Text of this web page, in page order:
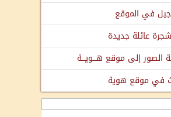
في الموقع
شجرة عائلة جديدة
الصور إلى موقع هـــويـــة
في موقع هوية